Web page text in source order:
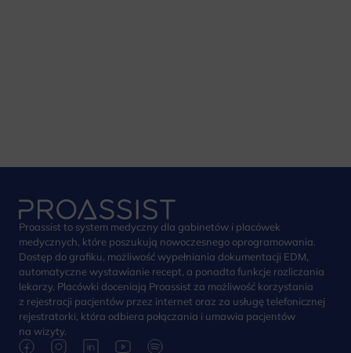
Proassist to system medyczny dla gabinetów i placówek
medycznych, które poszukują nowoczesnego oprogramowania.
Dostęp do grafiku, możliwość wypełniania dokumentacji EDM,
automatyczne wystawianie recept, a ponadto funkcje rozliczania
lekarzy. Placówki doceniają Proassist za możliwość korzystania
z rejestracji pacjentów przez internet oraz za usługę telefonicznej
rejestratorki, która odbiera połączania i umawia pacjentów
na wizyty.